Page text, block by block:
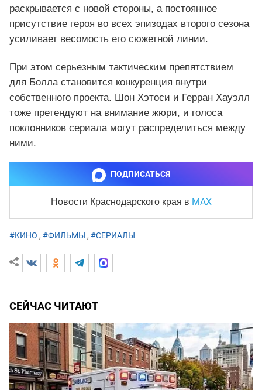
раскрывается с новой стороны, а постоянное
присутствие героя во всех эпизодах второго сезона
усиливает весомость его сюжетной линии.
При этом серьезным тактическим препятствием
для Болла становится конкуренция внутри
собственного проекта. Шон Хэтоси и Герран Хауэлл
тоже претендуют на внимание жюри, и голоса
поклонников сериала могут распределиться между
ними.
ПОДПИСАТЬСЯ
Новости Краснодарского края в MAX
#КИНО , #ФИЛЬМЫ , #СЕРИАЛЫ
СЕЙЧАС ЧИТАЮТ